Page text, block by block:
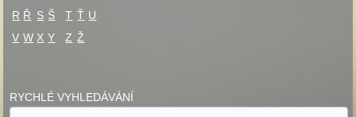
R Ř S Š T Ť U
V W X Y Z Ž
RYCHLÉ VYHLEDÁVÁNÍ